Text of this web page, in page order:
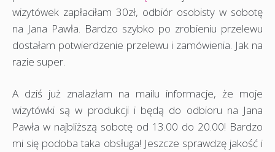
wizytówek zapłaciłam 30zł, odbiór osobisty w sobotę
na Jana Pawła. Bardzo szybko po zrobieniu przelewu
dostałam potwierdzenie przelewu i zamówienia. Jak na
razie super.
A dziś już znalazłam na mailu informacje, że moje
wizytówki są w produkcji i będą do odbioru na Jana
Pawła w najbliższą sobotę od 13.00 do 20.00! Bardzo
mi się podoba taka obsługa! Jeszcze sprawdzę jakość i